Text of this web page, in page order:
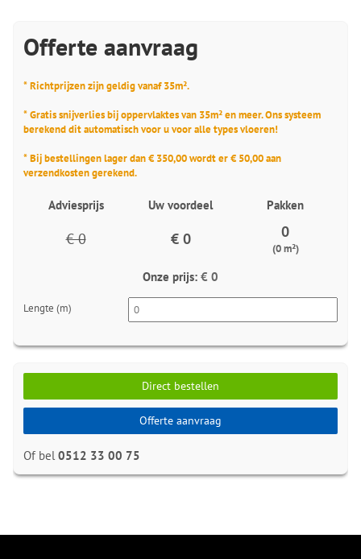
Offerte aanvraag
* Richtprijzen zijn geldig vanaf 35m².
* Gratis snijverlies bij oppervlaktes van 35m² en meer. Ons systeem
berekend dit automatisch voor u voor alle types vloeren!
* Bij bestellingen lager dan € 350,00 wordt er € 50,00 aan
verzendkosten gerekend.
Adviesprijs Uw voordeel Pakken
€ 0 € 0 0
(0 m²)
Onze prijs: € 0
Lengte (m)
Direct bestellen
Offerte aanvraag
Of bel 0512 33 00 75